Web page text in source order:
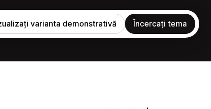
varianta demonstrativă Încercați tema